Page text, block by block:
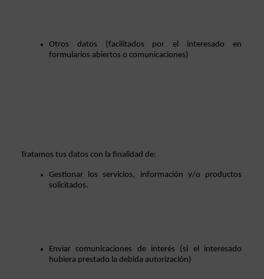
Otros datos (facilitados por el interesado en
formularios abiertos o comunicaciones)
Tratamos tus datos con la finalidad de:
Gestionar los servicios, información y/o productos
solicitados.
Enviar comunicaciones de interés (si el interesado
hubiera prestado la debida autorización)